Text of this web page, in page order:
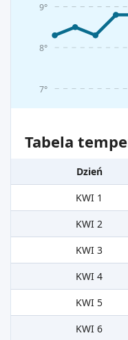
7°
8°
9°
Tabela
Dzień
KWI 1
KWI 2
KWI 3
KWI 4
KWI 5
KWI 6